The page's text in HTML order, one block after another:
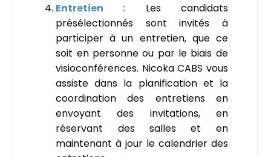
Entretien : Les candidats
présélectionnés sont invités à
participer à un entretien, que ce
soit en personne ou par le biais de
visioconférences. Nicoka CABS vous
assiste dans la planification et la
coordination des entretiens en
envoyant des invitations, en
réservant des salles et en
maintenant à jour le calendrier des